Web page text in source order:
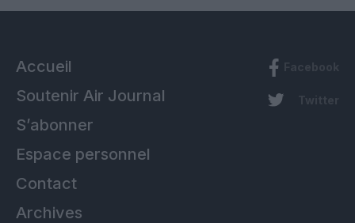
Accueil
Soutenir Air Journal
S’abonner
Espace personnel
Contact
Archives